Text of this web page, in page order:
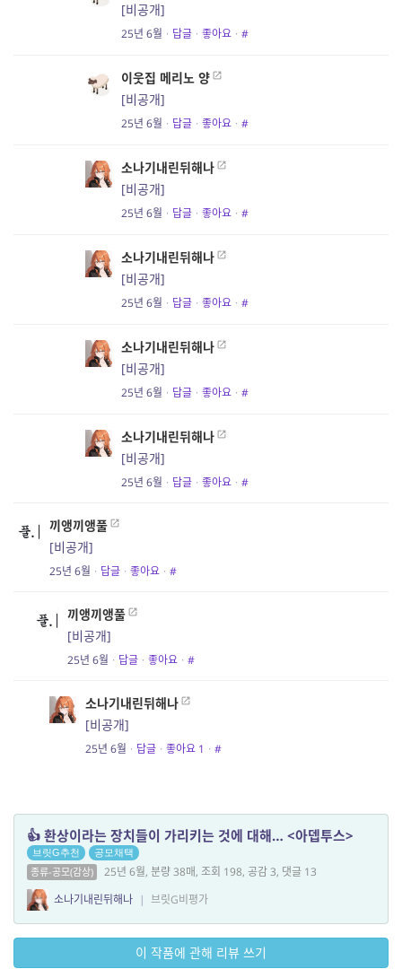
[비공개]
25년 6월 · 답글 · 좋아요 · #
이웃집 메리노 양
[비공개]
25년 6월 · 답글 · 좋아요 · #
소나기내린뒤해나
[비공개]
25년 6월 · 답글 · 좋아요 · #
소나기내린뒤해나
[비공개]
25년 6월 · 답글 · 좋아요 · #
소나기내린뒤해나
[비공개]
25년 6월 · 답글 · 좋아요 · #
소나기내린뒤해나
[비공개]
25년 6월 · 답글 · 좋아요 · #
끼앵끼앵풀
[비공개]
25년 6월 · 답글 · 좋아요 · #
끼앵끼앵풀
[비공개]
25년 6월 · 답글 · 좋아요 · #
소나기내린뒤해나
[비공개]
25년 6월 · 답글 · 좋아요 1 · #
👍 환상이라는 장치들이 가리키는 것에 대해… <아뎁투스>
브릿G추천 공모채택
종류-공모(감상)
25년 6월, 분량 38매, 조회 198, 공감 3, 댓글 13
소나기내린뒤해나 | 브릿G비평가
이 작품에 관해 리뷰 쓰기